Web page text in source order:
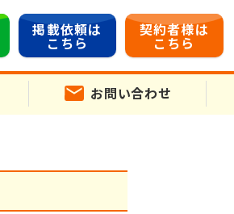
掲載依頼は
こちら
契約者様は
こちら
お問い合わせ